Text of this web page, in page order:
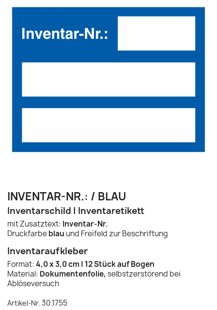
INVENTAR-NR.: / BLAU
Inventarschild | Inventaretikett
mit Zusatztext: Inventar-Nr.
Druckfarbeblau und Freifeld zur Beschriftung
Inventaraufkleber
Format: 4,0 x 3,0 cm | 12 Stück auf Bogen
Material: Dokumentenfolie, selbstzerstörend bei
Ablöseversuch
Artikel-Nr. 30.1755